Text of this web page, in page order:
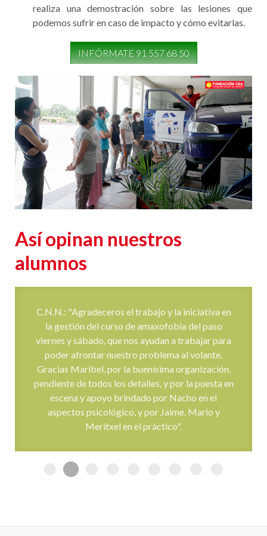
realiza una demostración sobre las lesiones que
podemos sufrir en caso de impacto y cómo evitarlas.
INFÓRMATE 91 557 68 50
Así opinan nuestros
alumnos
C.N.N.: "Agradeceros el trabajo y la iniciativa en
la gestión del curso de amaxofobia del paso
viernes y sábado, que nos ayudan a trabajar para
poder afrontar nuestro problema al volante.
Gracias Maribel, por la buenísima organización,
pendiente de todos los detalles, y por la puesta en
escena y apoyo brindado por Nacho en el
aspectos psicológico, y por Jaime, Mario y
Meritxel en el práctico".